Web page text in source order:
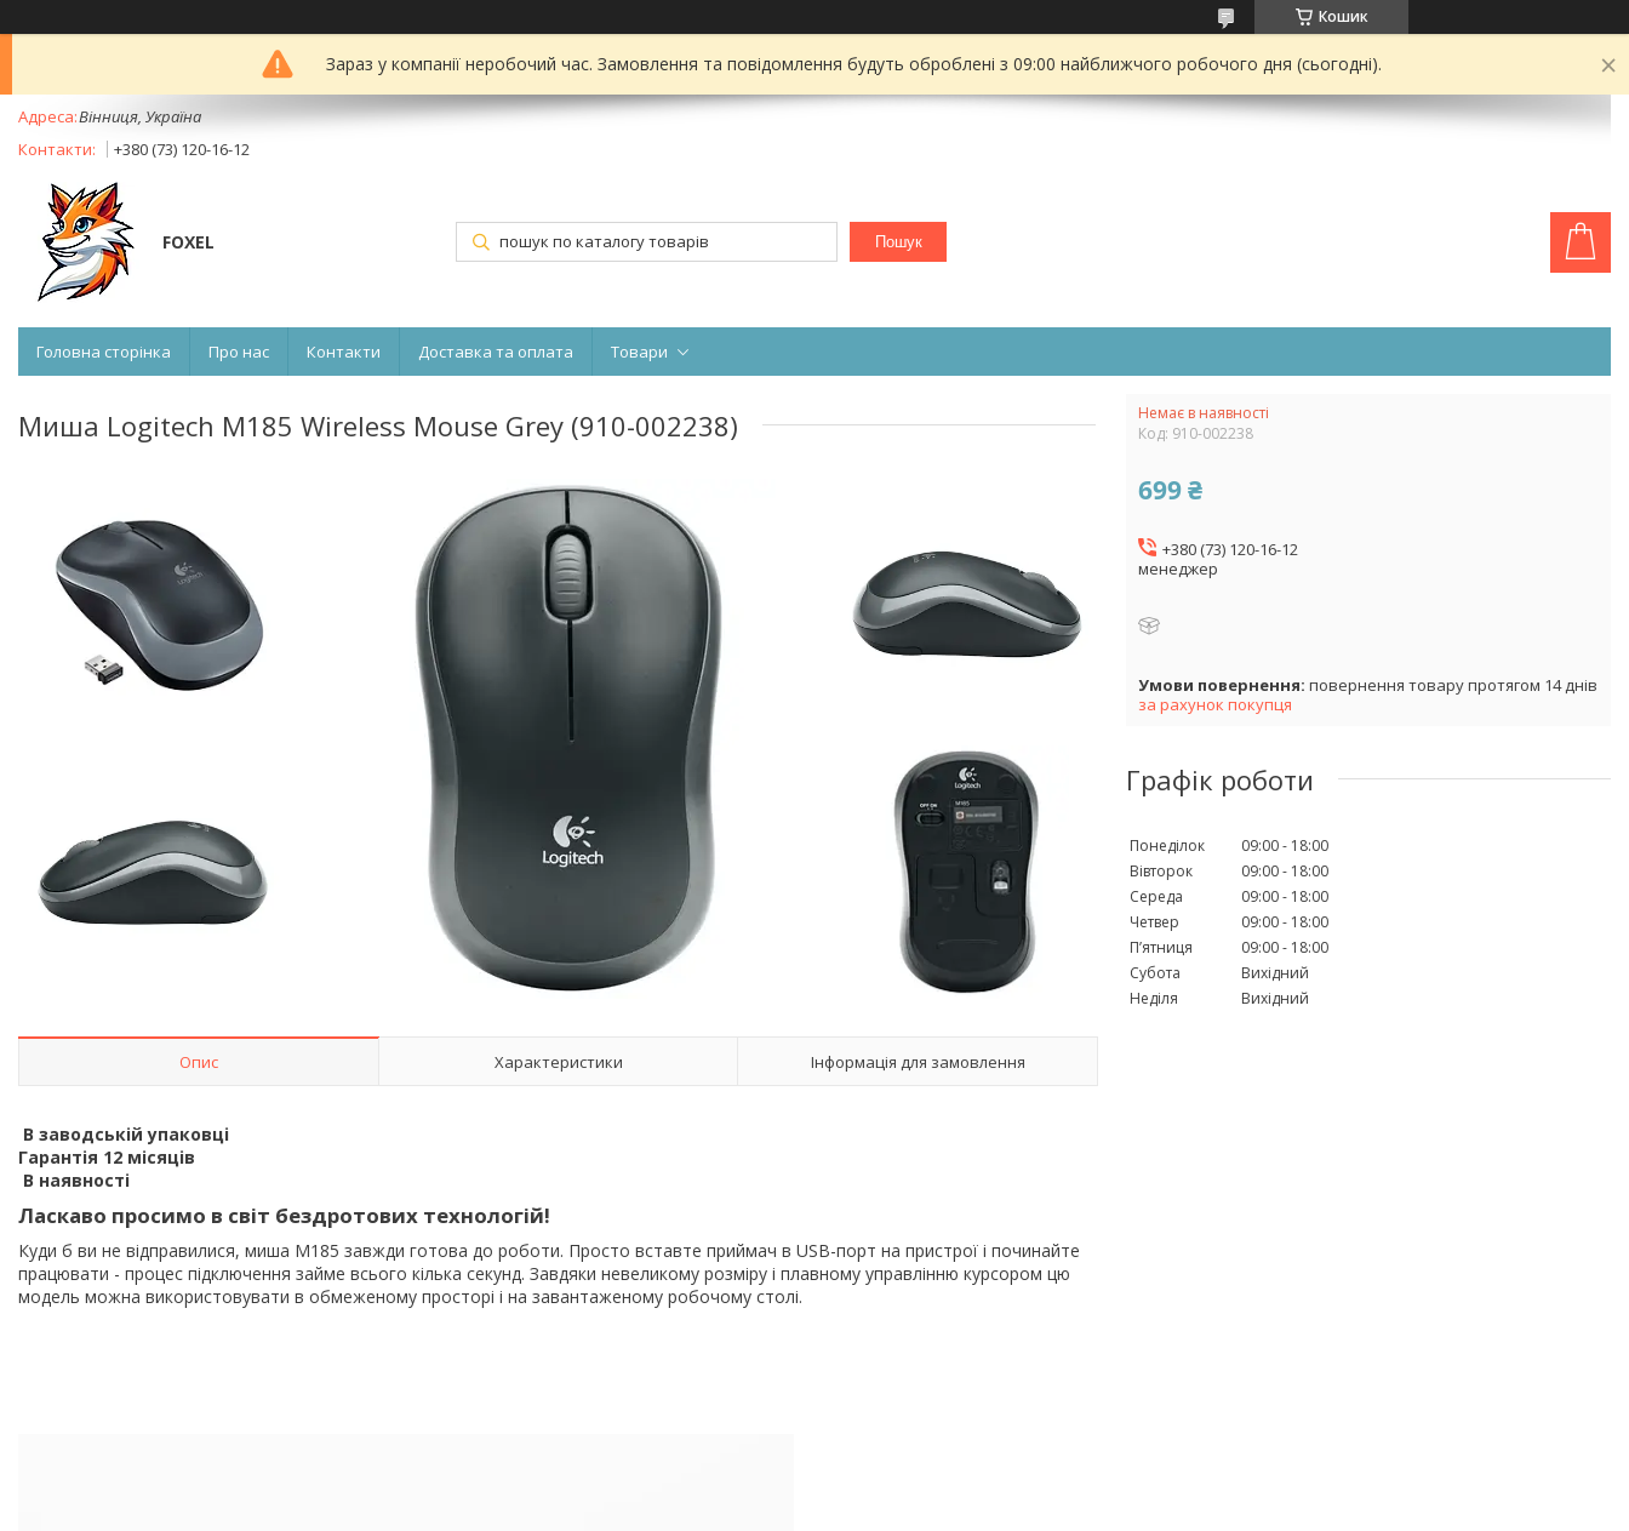
Кошик
Зараз у компанії неробочий час. Замовлення та повідомлення будуть оброблені з 09:00 найближчого робочого дня (сьогодні).
Вінниця, Україна
+380 (73) 120-16-12
FOXEL Пошук
Головна сторінка Про нас Контакти Доставка та оплата Товари
Миша Logitech M185 Wireless Mouse Grey (910-002238)
Опис Характеристики Інформація для замовлення
В заводській упаковці
Гарантія 12 місяців
В наявності
Ласкаво просимо в світ бездротових технологій!
Куди б ви не відправилися, миша M185 завжди готова до роботи. Просто вставте приймач в USB-порт на пристрої і починайте
працювати - процес підключення займе всього кілька секунд. Завдяки невеликому розміру і плавному управлінню курсором цю
модель можна використовувати в обмеженому просторі і на завантаженому робочому столі.
Немає в наявності
Код: 910-002238
699 ₴
+380 (73) 120-16-12
менеджер
повернення товару протягом 14 днів
за рахунок покупця
Графік роботи
Понеділок 09:00
18:00
Вівторок
09:00
18:00
Середа
09:00
18:00
Четвер
09:00
18:00
Пʼятниця
09:00
18:00
Субота
Вихідний
Неділя
Вихідний